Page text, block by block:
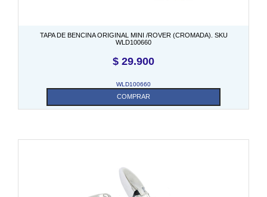
TAPA DE BENCINA ORIGINAL MINI /ROVER (CROMADA). SKU
WLD100660
$ 29.900
WLD100660
COMPRAR